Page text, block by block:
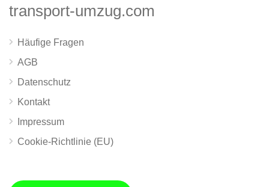
transport-umzug.com
Häufige Fragen
AGB
Datenschutz
Kontakt
Impressum
Cookie-Richtlinie (EU)